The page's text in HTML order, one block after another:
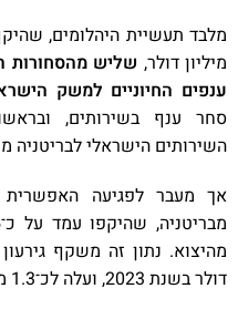
מיליון דולר, שליש מהסחורות
ענפים החיוניים למשק
השירותים הישראלי לבריטניה
אך מעבר לפגיעה האפשרית
מהיצוא. נתון זה משקף
דולר בשנת 2023, ועלה לכ־1.3 מיליארד דולר ב־2024.